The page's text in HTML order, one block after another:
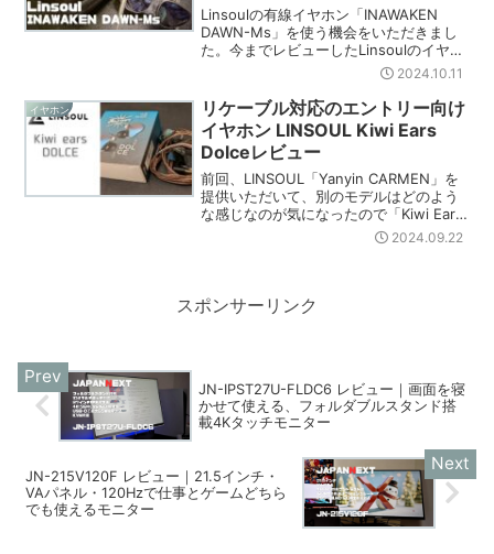
Linsoulの有線イヤホン「INAWAKEN
DAWN-Ms」を使う機会をいただきまし
た。今までレビューしたLinsoulのイヤホ
ンレビュー記事はこちら初めてのハイエ
ンドイヤホン体験！Linsoul 「Yanyin
CARMEN」レビュー...
2024.10.11
イヤホン
リケーブル対応のエントリー向け
イヤホン LINSOUL Kiwi Ears
Dolceレビュー
前回、LINSOUL「Yanyin CARMEN」を
提供いただいて、別のモデルはどのよう
な感じなのが気になったので「Kiwi Ears
Diuce」を購入してみました。さっそくレ
ビューしていきます。Kiwi Ears Dolce の
2024.09.22
スポンサーリンク
JN-IPST27U-FLDC6 レビュー｜画面を寝
かせて使える、フォルダブルスタンド搭
載4Kタッチモニター
JN-215V120F レビュー｜21.5インチ・
VAパネル・120Hzで仕事とゲームどちら
でも使えるモニター